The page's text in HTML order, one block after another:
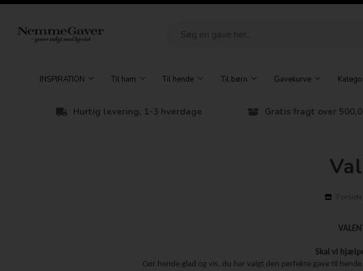
INSPIRATION Til ham Til hende Til børn Gavekurve
Hurtig levering, 1-3 hverdage Gratis fragt over
Forside
Skal vi
Gør hende glad og vis, du har valgt den perfekte gave til